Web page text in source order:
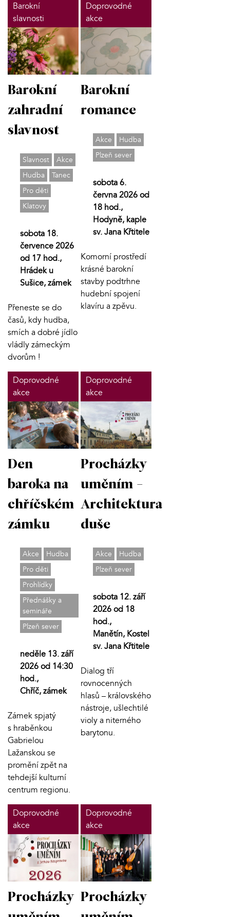
Barokní
slavnosti
Barokní
zahradní
slavnost
Slavnost
Akce
Hudba
Tanec
Pro děti
Klatovy
sobota 18.
července 2026
od 17 hod.,
Hrádek u
Sušice, zámek
Přeneste se do
časů, kdy hudba,
smích a dobré jídlo
vládly zámeckým
dvorům !
Doprovodné
akce
Barokní
romance
Akce
Hudba
Plzeň sever
sobota 6.
června 2026 od
18 hod.,
Hodyně, kaple
sv. Jana Křtitele
Komorní prostředí
krásné barokní
stavby podtrhne
hudební spojení
klavíru a zpěvu.
Doprovodné
akce
Den
baroka na
chříčském
zámku
Akce
Hudba
Pro děti
Prohlídky
Přednášky a
semináře
Plzeň sever
neděle 13. září
2026 od 14:30
hod.,
Chříč, zámek
Zámek spjatý
s hraběnkou
Gabrielou
Lažanskou se
promění zpět na
tehdejší kulturní
centrum regionu.
Doprovodné
akce
Procházky
uměním -
Architektura
duše
Akce
Hudba
Plzeň sever
sobota 12. září
2026 od 18
hod.,
Manětín, Kostel
sv. Jana Křtitele
Dialog tří
rovnocenných
hlasů – královského
nástroje, ušlechtilé
violy a niterného
barytonu.
Doprovodné
akce
Procházky
Doprovodné
akce
Procházky